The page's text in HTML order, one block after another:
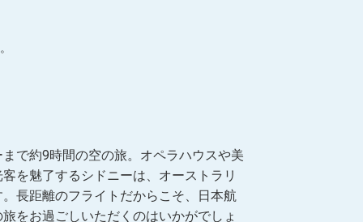
で約9時間の空の旅。オペラハウスや美
を魅了するシドニーは、オーストラリ
長距離のフライトだからこそ、日本航
をお過ごしいただくのはいかがでしょ